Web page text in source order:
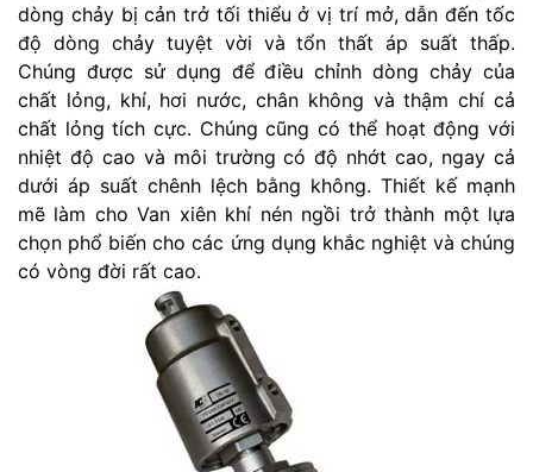
dòng chảy bị cản trở tối thiểu ở vị trí mở, dẫn đến tốc
độ dòng chảy tuyệt vời và tổn thất áp suất thấp.
Chúng được sử dụng để điều chỉnh dòng chảy của
chất lỏng, khí, hơi nước, chân không và thậm chí cả
chất lỏng tích cực. Chúng cũng có thể hoạt động với
nhiệt độ cao và môi trường có độ nhớt cao, ngay cả
dưới áp suất chênh lệch bằng không. Thiết kế mạnh
mẽ làm cho Van xiên khí nén ngồi trở thành một lựa
chọn phổ biến cho các ứng dụng khắc nghiệt và chúng
có vòng đời rất cao.